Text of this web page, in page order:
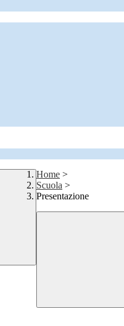
Home >
Scuola >
Presentazione